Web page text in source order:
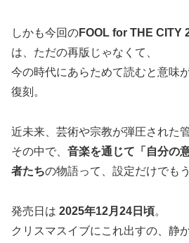
しかも今回のFOOL for THE CITY
は、ただの再版じゃなくて、
今の時代にあらためて読むと意味
復刻。
近未来、芸術や宗教が弾圧された
その中で、 音楽を通じて「自分の
者たちの物語って、設定だけでもう
発売日は 2025年12月24日頃。
クリスマスイブにこれ出すの、静